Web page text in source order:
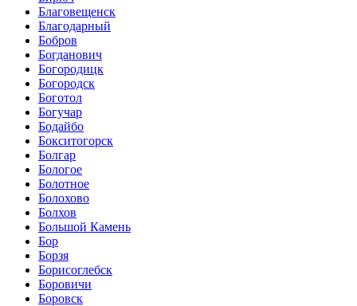
Благовещенск
Благодарный
Бобров
Богданович
Богородицк
Богородск
Боготол
Богучар
Бодайбо
Бокситогорск
Болгар
Бологое
Болотное
Болохово
Болхов
Большой Камень
Бор
Борзя
Борисоглебск
Боровичи
Боровск